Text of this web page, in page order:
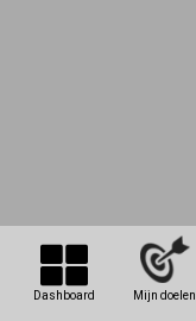
Dashboard Mijn doelen